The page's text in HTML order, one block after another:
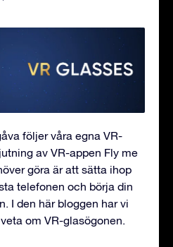
följer våra egna VR-
av VR-appen Fly me
göra är att sätta ihop
telefonen och börja din
I den här bloggen har vi
om VR-glasögonen.